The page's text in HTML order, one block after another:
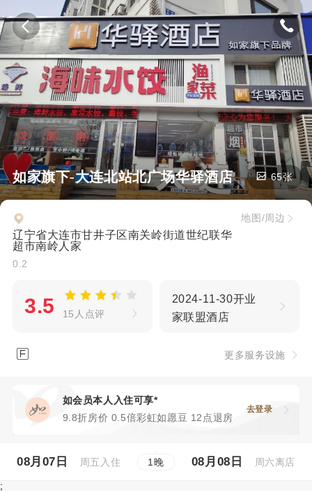
如家旗下-大连北站北广场华驿酒店 65张
辽宁省大连市甘井子区南关岭街道世纪联华
超市南岭人家
0.2
地图/周边
3.5 15人点评
2024-11-30开业
家联盟酒店
 更多服务设施
如会员本人入住可享*
9.8折房价 0.5倍彩虹如愿豆 12点退房
去登录
08月07日 周五入住 1晚 08月08日 周六离店
;